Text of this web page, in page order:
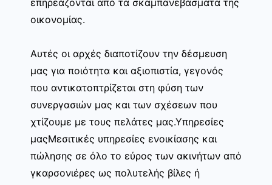
οικονομίας.
Αυτές οι αρχές διαποτίζουν την δέσμευση
μας για ποιότητα και αξιοπιστία, γεγονός
που αντικατοπτρίζεται στη φύση των
συνεργασιών μας και των σχέσεων που
χτίζουμε με τους πελάτες μας.Υπηρεσίες
μαςΜεσιτικές υπηρεσίες ενοικίασης και
πώλησης σε όλο το εύρος των ακινήτων από
γκαρσονιέρες ως πολυτελής βίλες ή